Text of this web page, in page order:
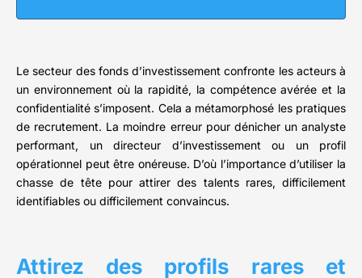
Le secteur des fonds d’investissement confronte les acteurs à
un environnement où la rapidité, la compétence avérée et la
confidentialité s’imposent. Cela a métamorphosé les pratiques
de recrutement. La moindre erreur pour dénicher un analyste
performant, un directeur d’investissement ou un profil
opérationnel peut être onéreuse. D’où l’importance d’utiliser la
chasse de tête pour attirer des talents rares, difficilement
identifiables ou difficilement convaincus.
Attirez des profils rares et